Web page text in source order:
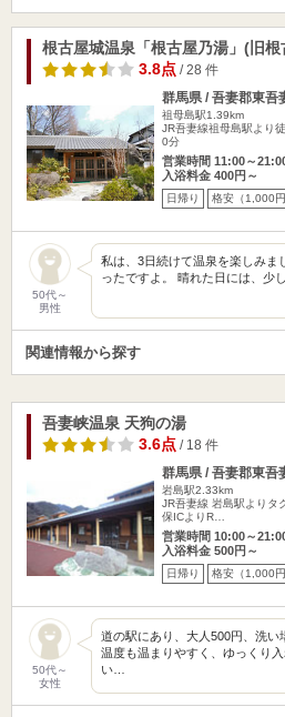
根古屋城温泉「根古屋乃湯」(旧根
3.8点/ 28 件
群馬県 / 吾妻郡東吾
祖母島駅1.39km
JR吾妻線祖母島駅より
0分
営業時間 11:00～
入浴料金 400円～
日帰り 格安（1,000円
50代～
男性
私は、3日続けて温泉を楽しみま
ったですよ。 晴れた日には、少
関連情報から探す
吾妻峡温泉 天狗の湯
3.6点/ 18 件
群馬県 / 吾妻郡東吾
岩島駅2.33km
JR吾妻線 岩島駅よりタ
保ICよりR…
営業時間 10:00～
入浴料金 500円～
日帰り 格安（1,000円
50代～
女性
道の駅にあり、大人500円、洗い
温度も温まりやすく、ゆっくり
い…